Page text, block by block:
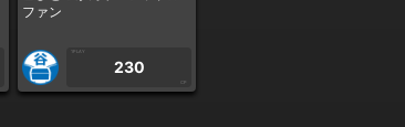
ファン
1PLAY
230
CP